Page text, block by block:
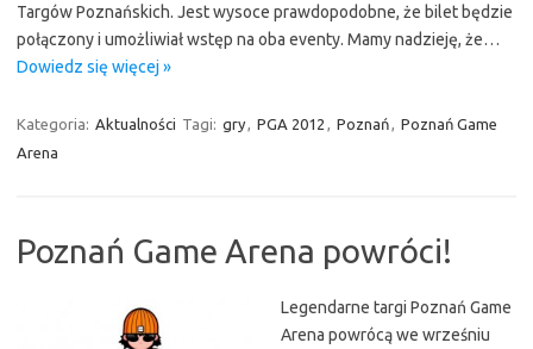
Targów Poznańskich. Jest wysoce prawdopodobne, że bilet będzie
połączony i umożliwiał wstęp na oba eventy. Mamy nadzieję, że…
Dowiedz się więcej »
Kategoria: Aktualności Tagi: gry PGA 2012 Poznań
Poznań Game
Arena
Poznań Game Arena powróci!
Legendarne targi Poznań Game
Arena powrócą we wrześniu